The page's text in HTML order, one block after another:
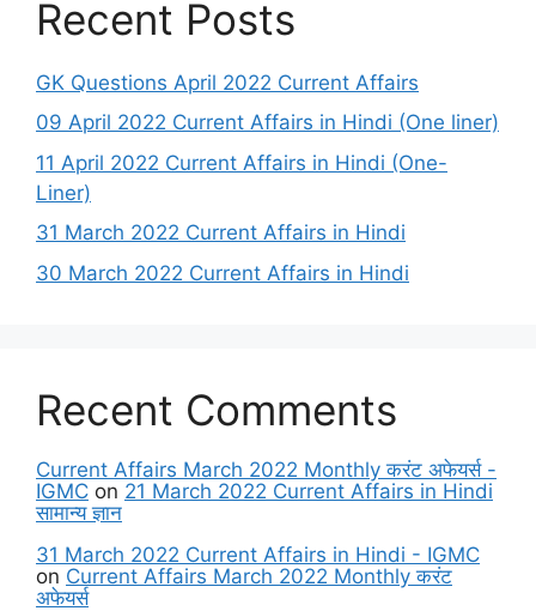
Recent Posts
GK Questions April 2022 Current Affairs
09 April 2022 Current Affairs in Hindi (One liner)
11 April 2022 Current Affairs in Hindi (One-
Liner)
31 March 2022 Current Affairs in Hindi
30 March 2022 Current Affairs in Hindi
Recent Comments
Current Affairs March 2022 Monthly करंट अफेयर्स -
IGMC on 21 March 2022 Current Affairs in Hindi
सामान्य ज्ञान
31 March 2022 Current Affairs in Hindi - IGMC
on Current Affairs March 2022 Monthly करंट
अफेयर्स